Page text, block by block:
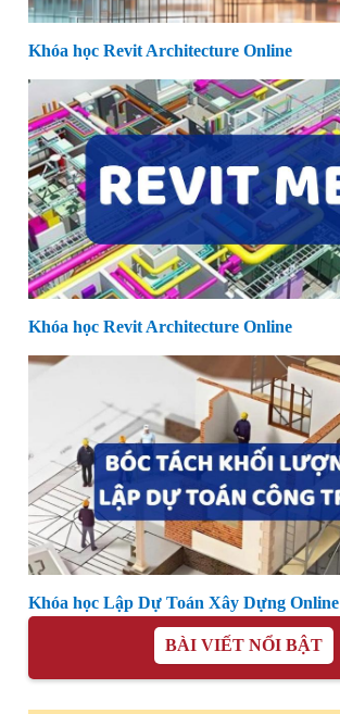
Khóa học Revit Architecture Online
Khóa học Revit Architecture Online
Khóa học Lập Dự Toán Xây Dựng Online
BÀI VIẾT NỔI BẬT